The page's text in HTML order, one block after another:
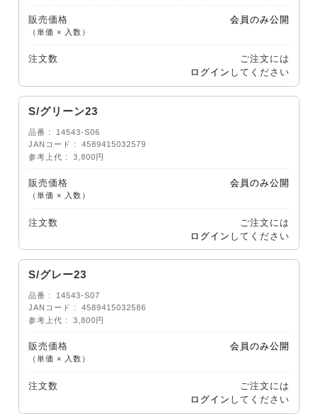
販売価格
（単価 × 入数）
会員のみ公開
注文数
ご注文には
ログイン してください
S/グリーン23
品番
14543-S06
JANコード
4589415032579
参考上代
3,800円
販売価格
（単価 × 入数）
会員のみ公開
注文数
ご注文には
ログイン してください
S/グレー23
品番
14543-S07
JANコード
4589415032586
参考上代
3,800円
販売価格
（単価 × 入数）
会員のみ公開
注文数
ご注文には
ログイン してください